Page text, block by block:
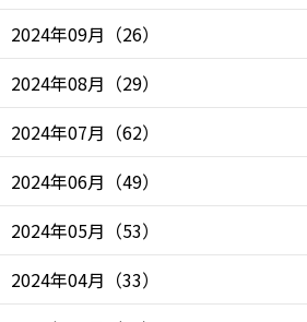
2024年09月 （26）
2024年08月 （29）
2024年07月 （62）
2024年06月 （49）
2024年05月 （53）
2024年04月 （33）